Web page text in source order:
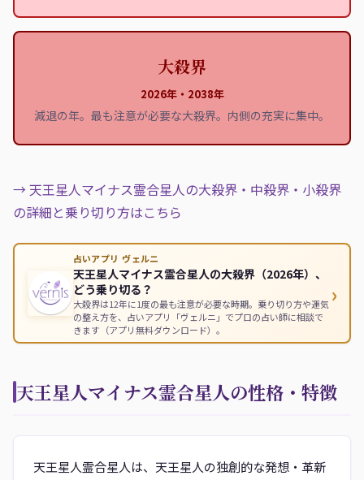
大殺界
2026年・2038年
減退の年。最も注意が必要な大殺界。内側の充実に集中。
→ 天王星人マイナス霊合星人の大殺界・中殺界・小殺界
の詳細と乗り切り方はこちら
占いアプリ ヴェルニ
天王星人マイナス霊合星人の大殺界（2026年）、
どう乗り切る？
大殺界は12年に1度の最も注意が必要な時期。乗り切り方や運気
の整え方を、占いアプリ「ヴェルニ」でプロの占い師に相談で
きます（アプリ無料ダウンロード）。
›
天王星人マイナス霊合星人の性格・特徴
天王星人霊合星人は、天王星人の独創的な発想・革新